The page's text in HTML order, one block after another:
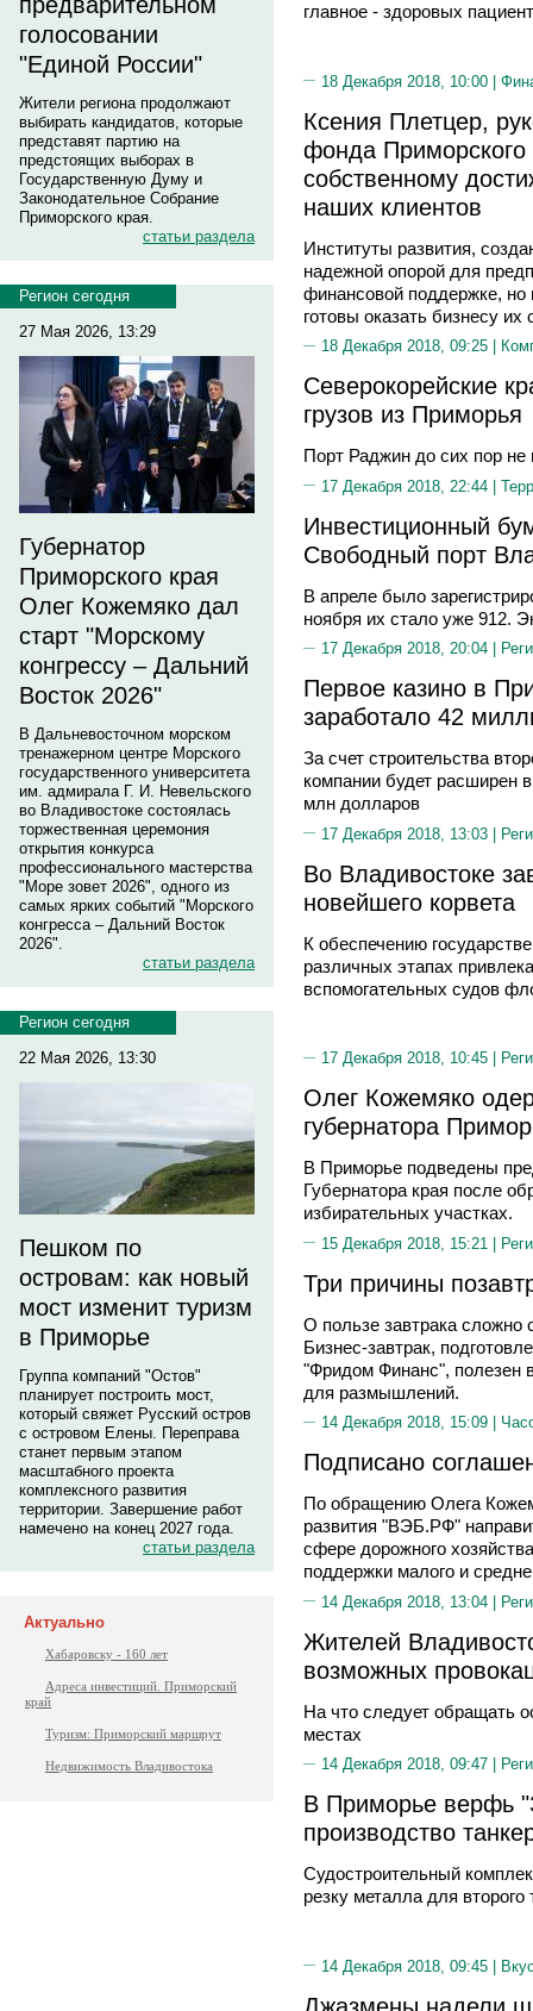
голосовании
"Единой России"
Жители региона продолжают
выбирать кандидатов, которые
представят партию на
предстоящих выборах в
Государственную Думу и
Законодательное Собрание
Приморского края.
статьи раздела
Регион сегодня
27 Мая 2026, 13:29
Губернатор
Приморского края
Олег Кожемяко дал
старт "Морскому
конгрессу – Дальний
Восток 2026"
В Дальневосточном морском
тренажерном центре Морского
государственного университета
им. адмирала Г. И. Невельского
во Владивостоке состоялась
торжественная церемония
открытия конкурса
профессионального мастерства
"Море зовет 2026", одного из
самых ярких событий "Морского
конгресса – Дальний Восток
2026".
статьи раздела
Регион сегодня
22 Мая 2026, 13:30
Пешком по
островам: как новый
мост изменит туризм
в Приморье
Группа компаний "Остов"
планирует построить мост,
который свяжет Русский остров
с островом Елены. Переправа
станет первым этапом
масштабного проекта
комплексного развития
территории. Завершение работ
намечено на конец 2027 года.
статьи раздела
Актуально
Хабаровску - 160 лет
Адреса инвестиций. Приморский
край
Туризм: Приморский маршрут
Недвижимость Владивостока
главное - здоровых
18 Декабря 2018, 10:00 |
Ксения Плетцер,
фонда Приморского
собственному
наших клиентов
Институты развития,
надежной опорой для
финансовой поддержке, но
готовы оказать бизнесу
18 Декабря 2018, 09:25 |
Северокорейские
грузов из Приморья
Порт Раджин до сих пор не
17 Декабря 2018, 22:44 |
Инвестиционный
Свободный порт
В апреле было
ноября их стало уже 912.
17 Декабря 2018, 20:04 |
Первое казино в
заработало 42
За счет строительства
компании будет расширен
млн долларов
17 Декабря 2018, 13:03 |
Во Владивостоке
новейшего корвета
К обеспечению
различных этапах
вспомогательных судов
17 Декабря 2018, 10:45 |
Олег Кожемяко
губернатора
В Приморье подведены
Губернатора края после
избирательных участках.
15 Декабря 2018, 15:21 |
Три причины
О пользе завтрака сложно
Бизнес-завтрак,
"Фридом Финанс", полезен
для размыш​лений.
14 Декабря 2018, 15:09 |
Подписано
По обращению Олега
развития "ВЭБ.РФ"
сфере дорожного
поддержки малого и
14 Декабря 2018, 13:04 |
Жителей
возможных
На что следует обращать
местах
14 Декабря 2018, 09:47 |
В Приморье верфь
производство
Судостроительный
резку металла для
14 Декабря 2018, 09:45 |
Джазмены надели